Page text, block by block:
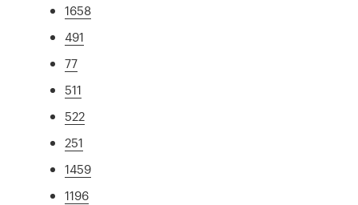
1658
491
77
511
522
251
1459
1196